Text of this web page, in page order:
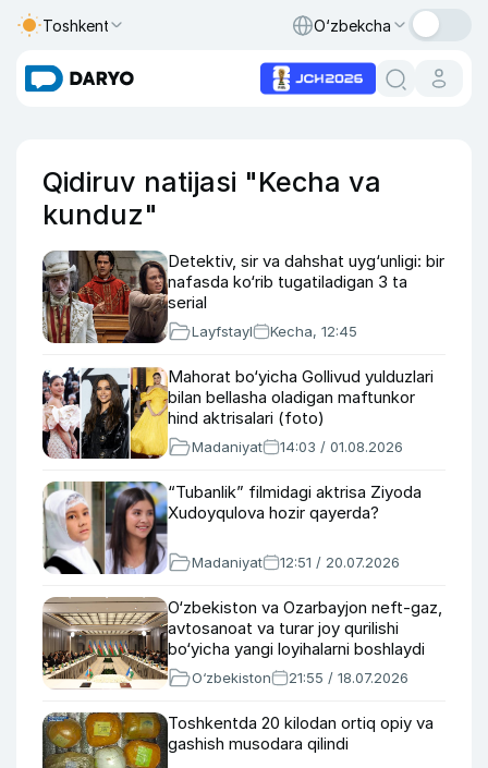
Toshkent O‘zbekcha
Qidiruv natijasi "Kecha va
kunduz"
Detektiv, sir va dahshat uyg‘unligi: bir
nafasda ko‘rib tugatiladigan 3 ta
serial
Layfstayl Kecha, 12:45
Mahorat bo‘yicha Gollivud yulduzlari
bilan bellasha oladigan maftunkor
hind aktrisalari (foto)
Madaniyat 14:03 / 01.08.2026
“Tubanlik” filmidagi aktrisa Ziyoda
Xudoyqulova hozir qayerda?
Madaniyat 12:51 / 20.07.2026
O‘zbekiston va Ozarbayjon neft-gaz,
avtosanoat va turar joy qurilishi
bo‘yicha yangi loyihalarni boshlaydi
O‘zbekiston 21:55 / 18.07.2026
Toshkentda 20 kilodan ortiq opiy va
gashish musodara qilindi